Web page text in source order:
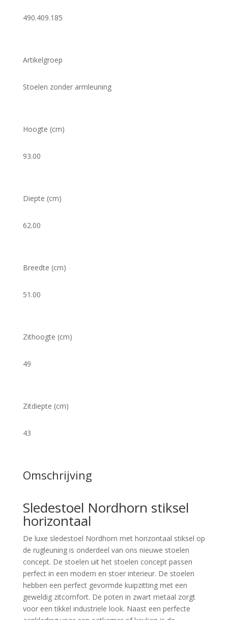
490.409.185
Artikelgroep
Stoelen zonder armleuning
Hoogte (cm)
93.00
Diepte (cm)
62.00
Breedte (cm)
51.00
Zithoogte (cm)
49
Zitdiepte (cm)
43
Omschrijving
Sledestoel Nordhorn stiksel
horizontaal
De luxe sledestoel Nordhorn met horizontaal stiksel op
de rugleuning is onderdeel van ons nieuwe stoelen
concept. De stoelen uit het stoelen concept passen
perfect in een modern en stoer interieur. De stoelen
hebben een perfect gevormde kuipzitting met een
geweldig zitcomfort. De poten in zwart metaal zorgt
voor een tikkel industriele look. Naast een perfecte